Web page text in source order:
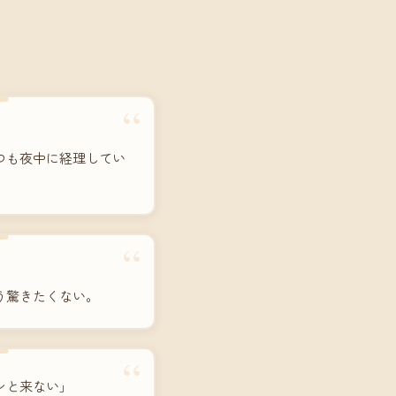
“
も夜中に経理してい
“
きたくない。
“
来ない」